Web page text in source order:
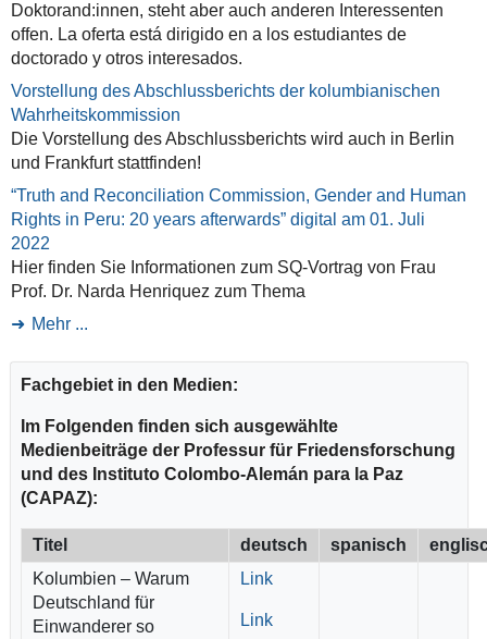
Doktorand:innen, steht aber auch anderen Interessenten
offen. La oferta está dirigido en a los estudiantes de
doctorado y otros interesados.
Vorstellung des Abschlussberichts der kolumbianischen
Wahrheitskommission
Die Vorstellung des Abschlussberichts wird auch in Berlin
und Frankfurt stattfinden!
“Truth and Reconciliation Commission, Gender and Human
Rights in Peru: 20 years afterwards” digital am 01. Juli
2022
Hier finden Sie Informationen zum SQ-Vortrag von Frau
Prof. Dr. Narda Henriquez zum Thema
Mehr ...
Fachgebiet in den Medien:
Im Folgenden finden sich ausgewählte
Medienbeiträge der Professur für Friedensforschung
und des Instituto Colombo-Alemán para la Paz
(CAPAZ):
Titel deutsch spanisch
Kolumbien – Warum
Deutschland für
Einwanderer so
Link
Link